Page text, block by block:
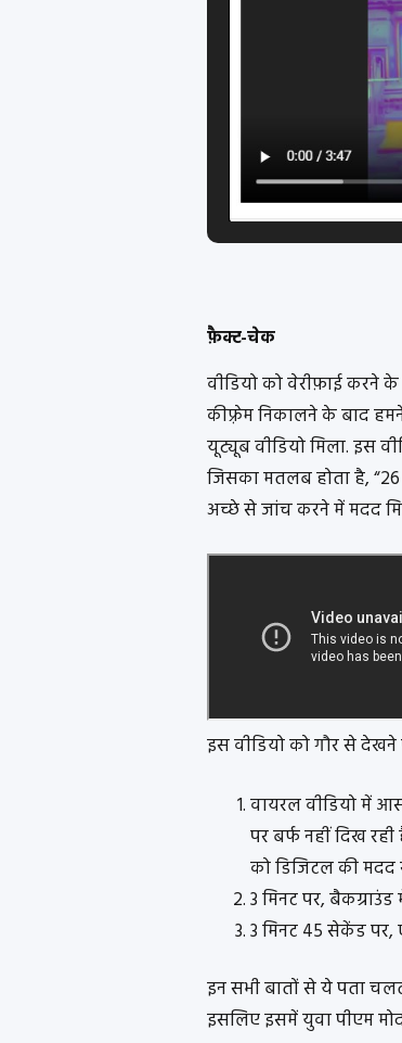
फ़ैक्ट-चेक
वीडियो को वेरीफ़ाई करने
कीफ़्रेम निकालने के बाद
यूट्यूब वीडियो मिला. इस
जिसका मतलब होता है, “26
अच्छे से जांच करने में मदद
इस वीडियो को गौर से
वायरल वीडियो में
पर बर्फ नहीं दिख
को डिजिटल की मदद
3 मिनट पर,
3 मिनट 45 सेकेंड
इन सभी बातों से ये पता
इसलिए इसमें युवा पीएम